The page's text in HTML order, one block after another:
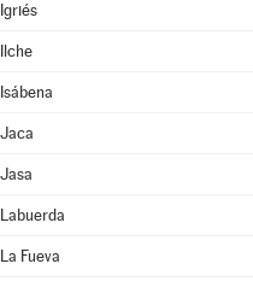
Igriés
Ilche
Isábena
Jaca
Jasa
Labuerda
La Fueva